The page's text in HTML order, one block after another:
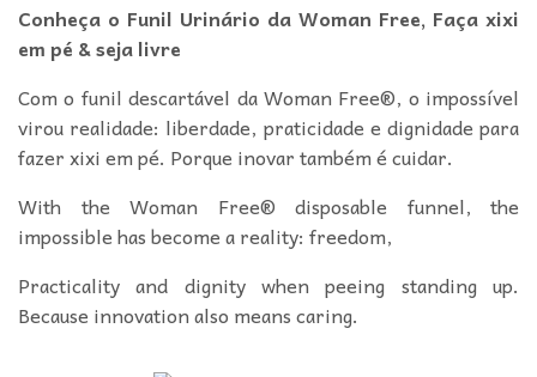
Conheça o Funil Urinário da Woman Free, Faça xixi
em pé & seja livre
Com o funil descartável da Woman Free®, o impossível
virou realidade: liberdade, praticidade e dignidade para
fazer xixi em pé. Porque inovar também é cuidar.
With the Woman Free® disposable funnel, the
impossible has become a reality: freedom,
Practicality and dignity when peeing standing up.
Because innovation also means caring.